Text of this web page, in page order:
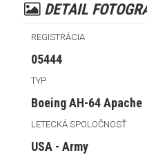
DETAIL
REGISTRÁCIA
05444
TYP
Boeing AH-64 Apache
LETECKÁ SPOLOČNOSŤ
USA - Army